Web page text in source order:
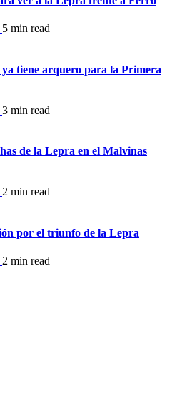
5 min read
tiene arquero para la Primera
3 min read
de la Lepra en el Malvinas
2 min read
por el triunfo de la Lepra
2 min read